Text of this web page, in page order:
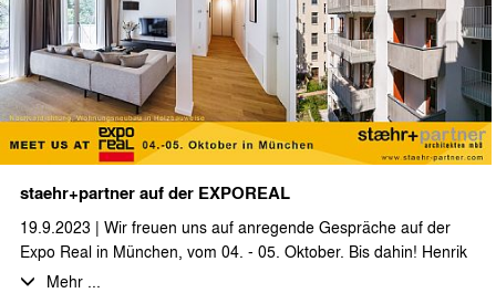
staehr+partner auf der EXPOREAL
19.9.2023 | Wir freuen uns auf anregende Gespräche auf der
Expo Real in München, vom 04. - 05. Oktober. Bis dahin! Henrik
Staehr, Katja Steiger, Ingmar Horst
Mehr ...